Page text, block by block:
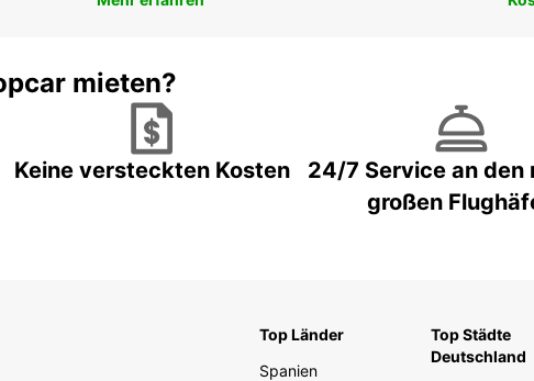
mieten?
Keine versteckten Kosten
24/7 Service an den
großen
Top Länder
Spanien
Top Städte
Deutschland